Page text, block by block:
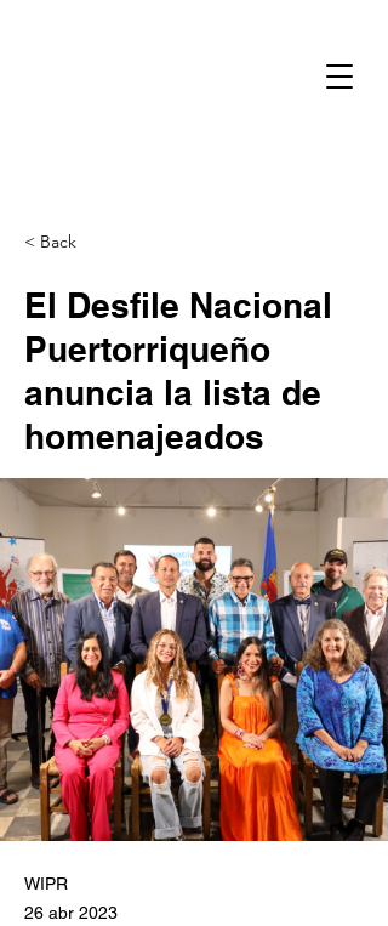
< Back
El Desfile Nacional
Puertorriqueño
anuncia la lista de
homenajeados
WIPR
26 abr 2023